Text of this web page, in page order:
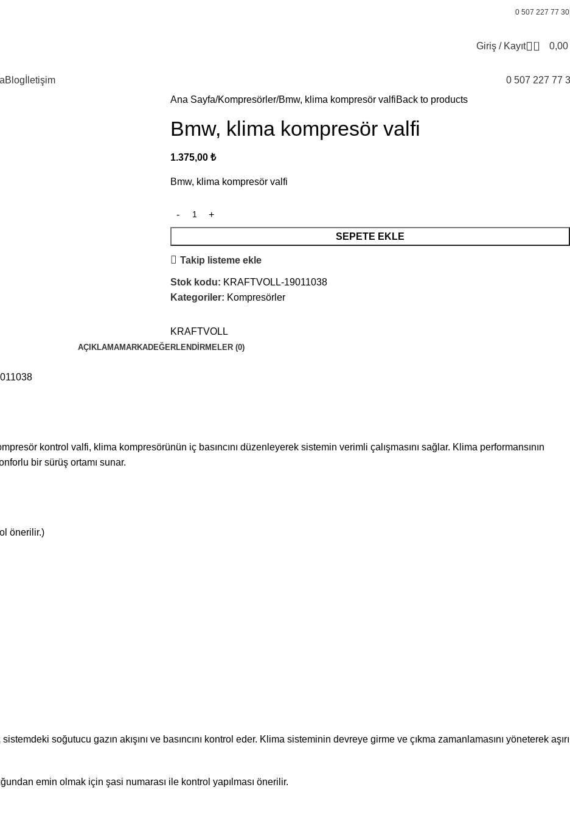
0 507 227 77 30
Giriş / Kayıt 0 0,00
Blog İletişim 0 507 227 77
Ana Sayfa Kompresörler Bmw, klima kompresör valfiBack to products
Bmw, klima kompresör valfi
1.375,00 ₺
Bmw, klima kompresör valfi
SEPETE EKLE
Takip listeme ekle
Stok kodu: KRAFTVOLL-19011038
Kategoriler: Kompresörler
KRAFTVOLL
AÇIKLAMAMARKADEĞERLENDIRMELER (0)
kontrol valfi, klima kompresörünün iç basıncını düzenleyerek sistemin verimli çalışmasını sağlar. Klima performansının
bir sürüş ortamı sunar.
önerilir.)
soğutucu gazın akışını ve basıncını kontrol eder. Klima sisteminin devreye girme ve çıkma zamanlamasını yöneterek aşırı
emin olmak için şasi numarası ile kontrol yapılması önerilir.